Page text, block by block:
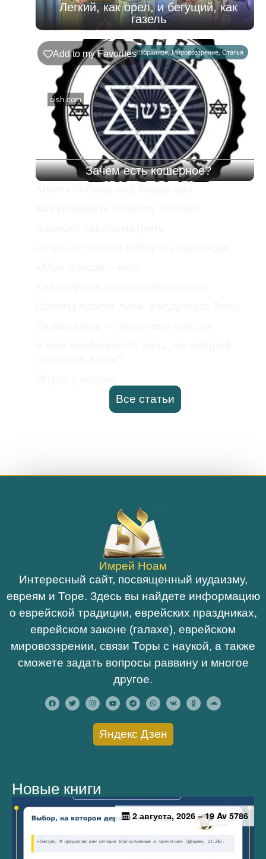
Легкий, как орел, и бегущий, как
газель
Избранное ,Мировоззрение Статья
aish.com
Add to my Favorites
Зачем есть кошерное?
Все статьи
Имрей Ноам
Интересный сайт, посвященный иудаизму,
евреям и Торе. Здесь вы найдете информацию
о еврейской традиции, еврейских праздниках,
еврейском законе (галахе), еврейском
мировоззрении, связи Торы с наукой, а также
сможете задать вопросы раввину и многое
другое.
Яндекс Дзен
Новые книги